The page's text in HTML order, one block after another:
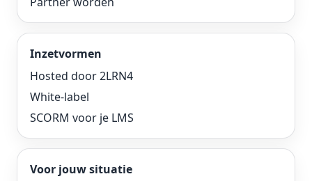
Inzetvormen
Hosted door 2LRN4
White-label
SCORM voor je LMS
Voor jouw situatie